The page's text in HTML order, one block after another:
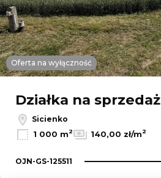
Oferta na wyłączność
Działka na sprzedaż
Sicienko
1 000 m2 140,00 zł/m2
OJN-GS-125511